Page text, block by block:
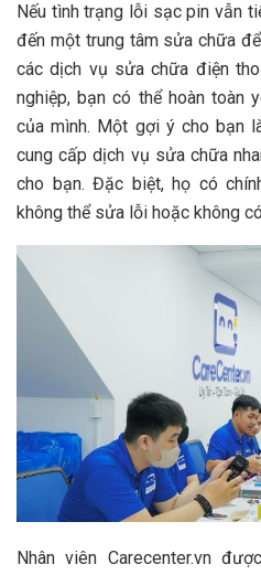
Nếu tình trạng lỗi sạc pin vẫn
đến một trung tâm sửa chữa
các dịch vụ sửa chữa điện
nghiệp, bạn có thể hoàn toàn
của mình. Một gợi ý cho bạn
cung cấp dịch vụ sửa chữa
cho bạn. Đặc biệt, họ có
không thể sửa lỗi hoặc không
Nhân viên Carecenter.vn